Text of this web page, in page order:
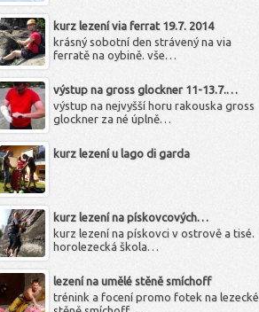
kurz lezení via ferrat 19.7. 2014
krásný sobotní den strávený na via
ferratě na oybině. vše…
výstup na gross glockner 11-13.7.…
výstup na nejvyšší horu rakouska gross
glockner za né úplně…
kurz lezení u lago di garda
kurz lezení na pískovcových…
kurz lezení na pískovci v ostrově a tisé.
horolezecká škola…
lezení na umělé stěně smíchoff
trénink a focení promo fotek na lezecké